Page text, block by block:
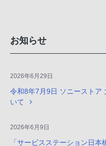
お知らせ
2026年6月29日
令和8年7月9日 ソニーストア
いて
2026年6月9日
「サービスステーション日